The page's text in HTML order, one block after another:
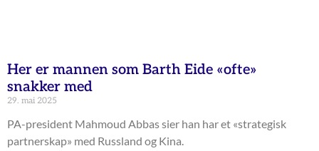
Her er mannen som Barth Eide «ofte»
snakker med
29. mai 2025
PA-president Mahmoud Abbas sier han har et «strategisk
partnerskap» med Russland og Kina.